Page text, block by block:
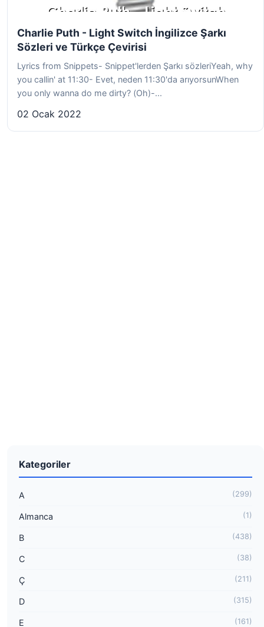
Charlie Puth - Light Switch İngilizce Şarkı
Sözleri ve Türkçe Çevirisi
Lyrics from Snippets- Snippet'lerden Şarkı sözleriYeah, why
you callin' at 11:30- Evet, neden 11:30'da arıyorsunWhen
you only wanna do me dirty? (Oh)-...
02 Ocak 2022
Kategoriler
A (299)
Almanca (1)
B (438)
C (38)
Ç (211)
D (315)
E (161)